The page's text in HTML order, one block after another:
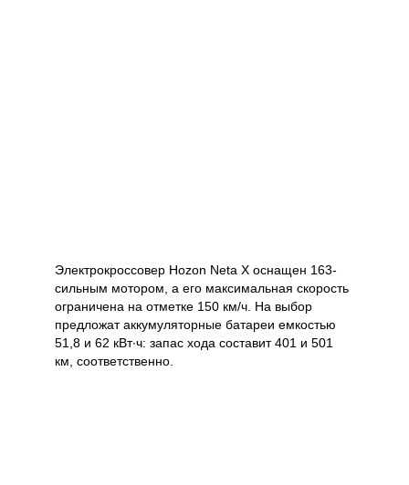
Электрокроссовер Hozon Neta X оснащен 163-
сильным мотором, а его максимальная скорость
ограничена на отметке 150 км/ч. На выбор
предложат аккумуляторные батареи емкостью
51,8 и 62 кВт∙ч: запас хода составит 401 и 501
км, соответственно.